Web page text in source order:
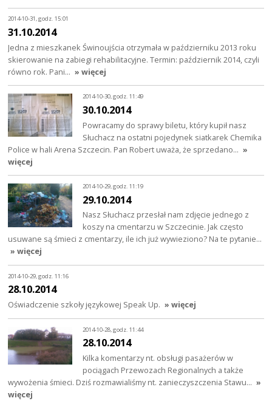
2014-10-31, godz. 15:01
31.10.2014
Jedna z mieszkanek Świnoujścia otrzymała w październiku 2013 roku
skierowanie na zabiegi rehabilitacyjne. Termin: październik 2014, czyli
równo rok. Pani… » więcej
2014-10-30, godz. 11:49
30.10.2014
Powracamy do sprawy biletu, który kupił nasz
Słuchacz na ostatni pojedynek siatkarek Chemika
Police w hali Arena Szczecin. Pan Robert uważa, że sprzedano… »
więcej
2014-10-29, godz. 11:19
29.10.2014
Nasz Słuchacz przesłał nam zdjęcie jednego z
koszy na cmentarzu w Szczecinie. Jak często
usuwane są śmieci z cmentarzy, ile ich już wywieziono? Na te pytanie…
» więcej
2014-10-29, godz. 11:16
28.10.2014
Oświadczenie szkoły językowej Speak Up. » więcej
2014-10-28, godz. 11:44
28.10.2014
Kilka komentarzy nt. obsługi pasażerów w
pociągach Przewozach Regionalnych a także
wywożenia śmieci. Dziś rozmawialiśmy nt. zanieczyszczenia Stawu… »
więcej